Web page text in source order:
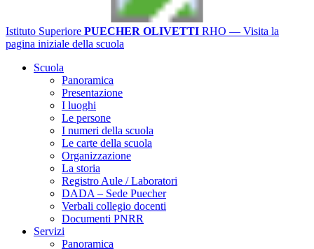
Istituto Superiore PUECHER OLIVETTI RHO — Visita la
pagina iniziale della scuola
Scuola
Panoramica
Presentazione
I luoghi
Le persone
I numeri della scuola
Le carte della scuola
Organizzazione
La storia
Registro Aule / Laboratori
DADA – Sede Puecher
Verbali collegio docenti
Documenti PNRR
Servizi
Panoramica